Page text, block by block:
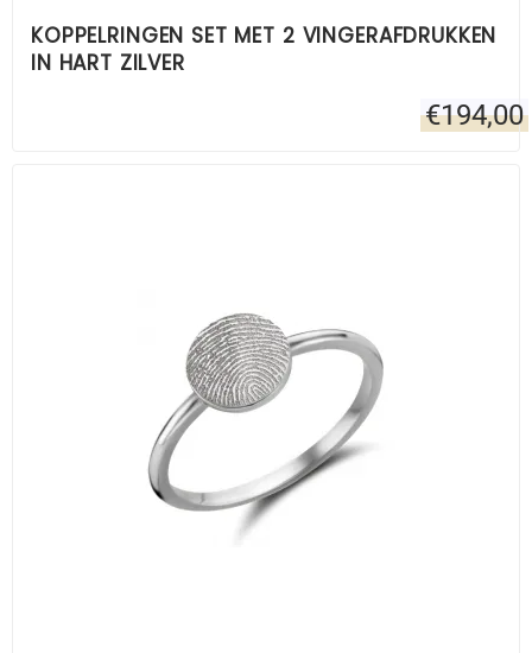
KOPPELRINGEN SET MET 2 VINGERAFDRUKKEN
IN HART ZILVER
€194,00